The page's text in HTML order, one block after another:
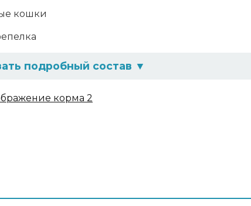
кошки
подробный состав ▼
зола 1.9%, влага 80%, таурин 0.1%, холин 0.1%,